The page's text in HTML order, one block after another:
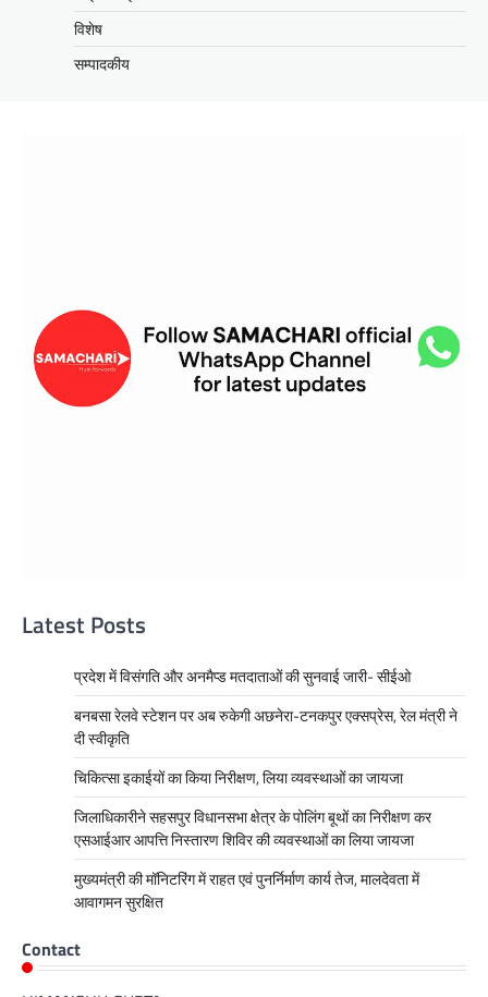
विशेष
सम्पादकीय
Latest Posts
प्रदेश में विसंगति और अनमैप्ड मतदाताओं की सुनवाई जारी- सीईओ
बनबसा रेलवे स्टेशन पर अब रुकेगी अछनेरा-टनकपुर एक्सप्रेस, रेल मंत्री ने
दी स्वीकृति
चिकित्सा इकाईयों का किया निरीक्षण, लिया व्यवस्थाओं का जायजा
जिलाधिकारीने सहसपुर विधानसभा क्षेत्र के पोलिंग बूथों का निरीक्षण कर
एसआईआर आपत्ति निस्तारण शिविर की व्यवस्थाओं का लिया जायजा
मुख्यमंत्री की मॉनिटरिंग में राहत एवं पुनर्निर्माण कार्य तेज, मालदेवता में
आवागमन सुरक्षित
Contact